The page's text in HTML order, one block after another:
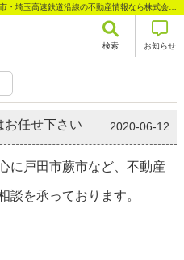
検索 お知らせ
お任せ下さい 2020-06-12
に戸田市蕨市など、不動産
談を承っております。